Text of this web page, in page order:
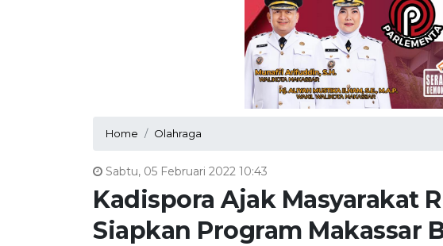
Home Olahraga
Sabtu, 05 Februari 2022 10:43
Kadispora Ajak Masyarakat
Siapkan Program Makassar